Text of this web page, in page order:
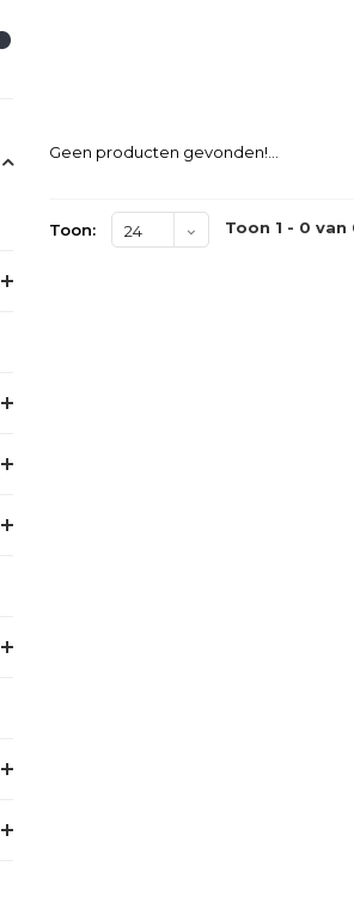
Geen producten gevonden!...
Toon: 24 Toon 1 - 0 van